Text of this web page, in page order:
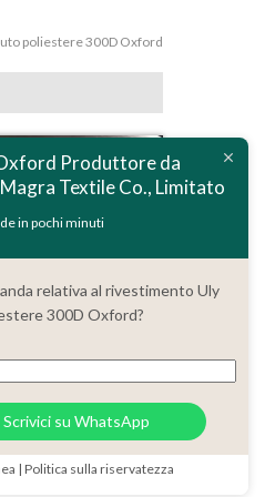
poliestere 300D Oxford
INCHIESTA
Ripstop
di Oxford
in PU con
CPAI-84
Produttore da
Textile Co., Limitato
in pochi minuti
relativa al rivestimento Uly
300D Oxford?
Scrivici su WhatsApp
| Politica sulla riservatezza